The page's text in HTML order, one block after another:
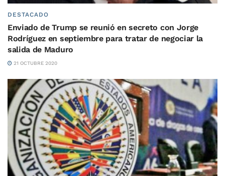
DESTACADO
Enviado de Trump se reunió en secreto con Jorge
Rodríguez en septiembre para tratar de negociar la
salida de Maduro
21 OCTUBRE 2020